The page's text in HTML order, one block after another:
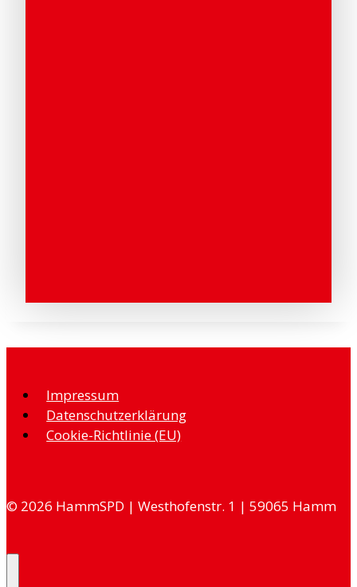
Impressum
Datenschutzerklärung
Cookie-Richtlinie (EU)
© 2026 HammSPD | Westhofenstr. 1 | 59065 Hamm